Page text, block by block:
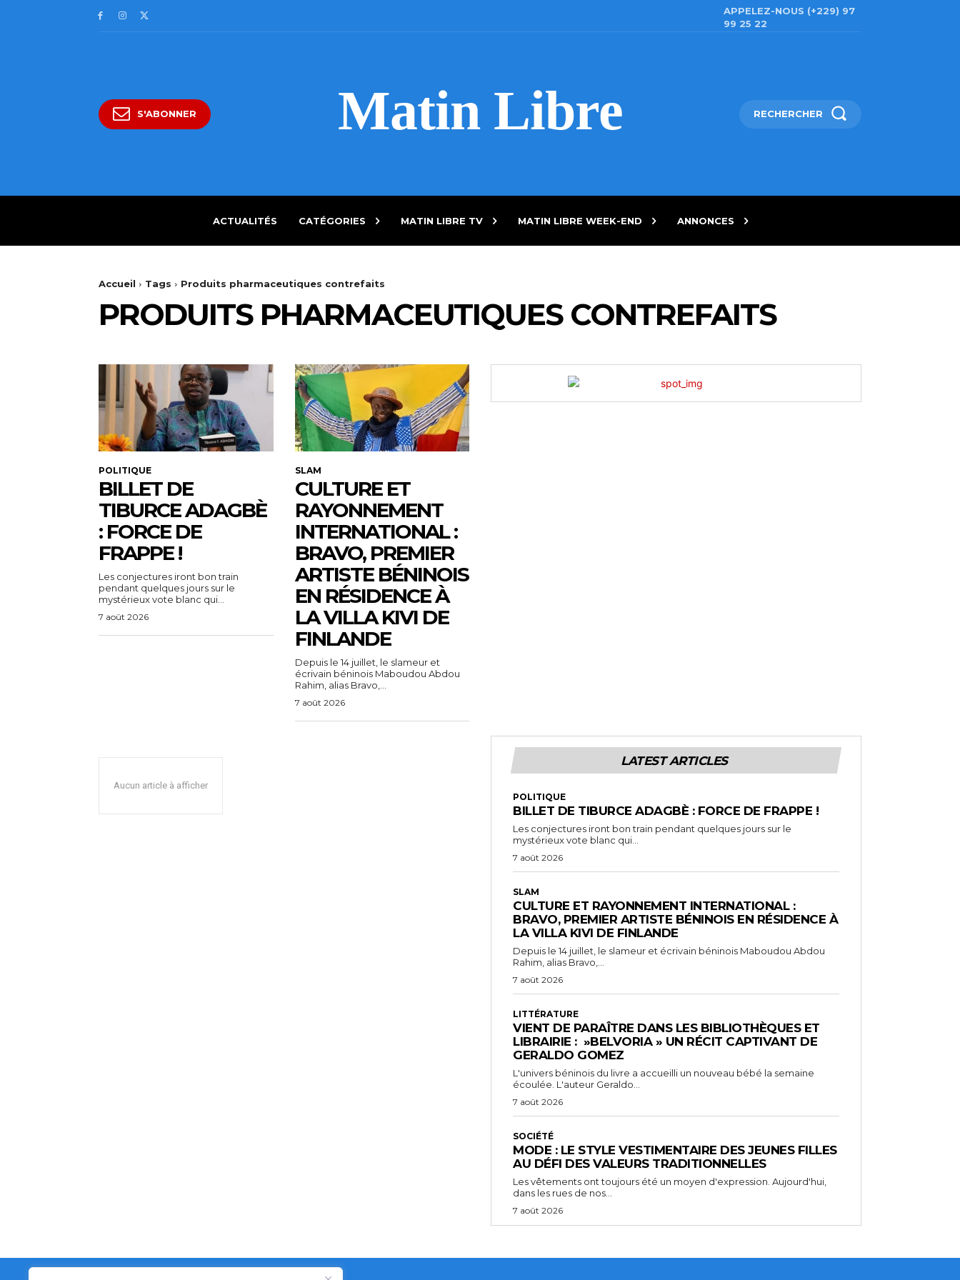
APPELEZ-NOUS (+229) 97
99 25 22
S'ABONNER Matin Libre RECHERCHER
ACTUALITÉS CATÉGORIES MATIN LIBRE TV MATIN LIBRE WEEK-END ANNONCES
Accueil Tags Produits pharmaceutiques contrefaits
PRODUITS PHARMACEUTIQUES CONTREFAITS
POLITIQUE
BILLET DE
TIBURCE ADAGBÈ
: FORCE DE
FRAPPE !
Les conjectures iront bon train
pendant quelques jours sur le
mystérieux vote blanc qui...
7 août 2026
SLAM
CULTURE ET
RAYONNEMENT
INTERNATIONAL :
BRAVO, PREMIER
ARTISTE BÉNINOIS
EN RÉSIDENCE À
LA VILLA KIVI DE
FINLANDE
Depuis le 14 juillet, le slameur et
écrivain béninois Maboudou Abdou
Rahim, alias Bravo,...
7 août 2026
Aucun article à afficher
LATEST ARTICLES
POLITIQUE
BILLET DE TIBURCE ADAGBÈ : FORCE DE FRAPPE !
Les conjectures iront bon train pendant quelques jours sur le
mystérieux vote blanc qui...
7 août 2026
SLAM
CULTURE ET RAYONNEMENT INTERNATIONAL :
BRAVO, PREMIER ARTISTE BÉNINOIS EN RÉSIDENCE À
LA VILLA KIVI DE FINLANDE
Depuis le 14 juillet, le slameur et écrivain béninois Maboudou Abdou
Rahim, alias Bravo,...
7 août 2026
LITTÉRATURE
VIENT DE PARAÎTRE DANS LES BIBLIOTHÈQUES ET
LIBRAIRIE : »BELVORIA » UN RÉCIT CAPTIVANT DE
GERALDO GOMEZ
L'univers béninois du livre a accueilli un nouveau bébé la semaine
écoulée. L'auteur Geraldo...
7 août 2026
SOCIÉTÉ
MODE : LE STYLE VESTIMENTAIRE DES JEUNES FILLES
AU DÉFI DES VALEURS TRADITIONNELLES
Les vêtements ont toujours été un moyen d'expression. Aujourd'hui,
dans les rues de nos...
7 août 2026